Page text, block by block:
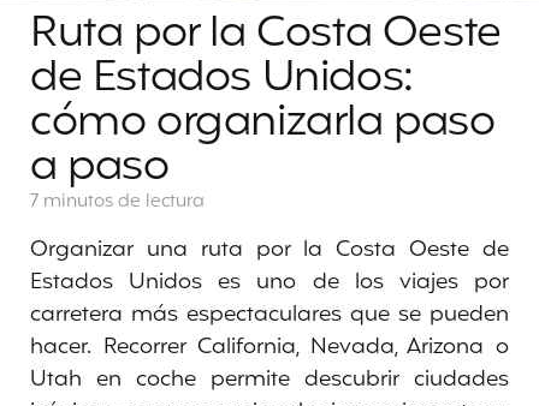
Ruta por la Costa Oeste
de Estados Unidos:
cómo organizarla paso
a paso
7 minutosde lectura
Organizar una ruta por la Costa Oeste de
Estados Unidos es uno de los viajes por
carretera más espectaculares que se pueden
hacer. Recorrer California, Nevada, Arizona o
Utah en coche permite descubrir ciudades